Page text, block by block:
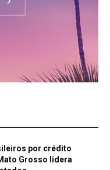
por crédito
Grosso lidera